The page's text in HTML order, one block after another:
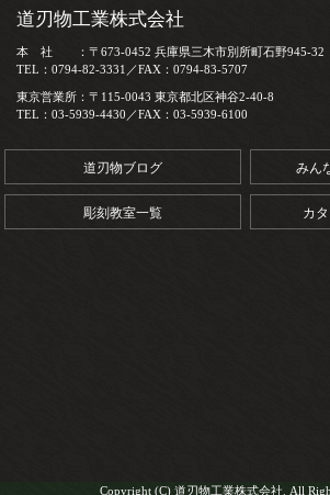
道刃物工業株式会社
本 社 ：〒673-0452 兵庫県三木市別所町石野945-32
TEL：0794-82-3331／FAX：0794-83-5707
東京営業所：〒115-0043 東京都北区神谷2-40-8
TEL：03-5939-4430／FAX：03-5939-6100
道刃物ブログ みん
彫刻教室一覧 カ
Copyright (C) 道刃物工業株式会社. All